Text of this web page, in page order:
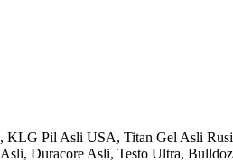
Pil Asli USA, Titan Gel Asli
Duracore Asli, Testo Ultra,